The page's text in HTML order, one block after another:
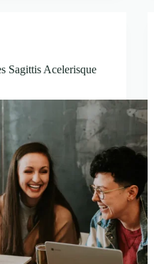
Sagittis Acelerisque